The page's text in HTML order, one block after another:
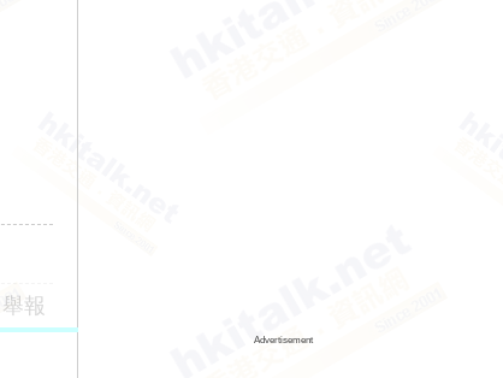
舉報
Advertisement